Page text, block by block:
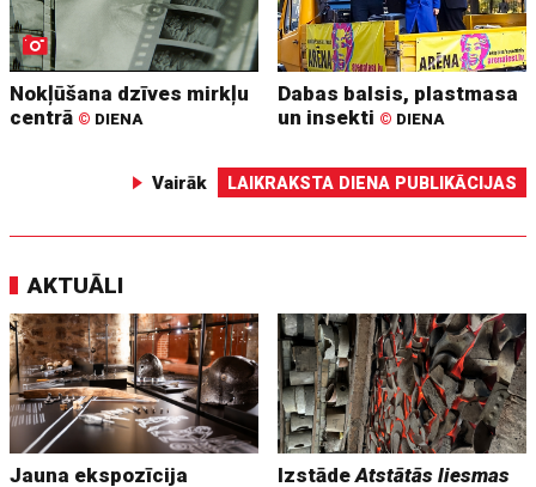
Nokļūšana dzīves mirkļu
centrā © DIENA
Dabas balsis, plastmasa
un insekti © DIENA
Vairāk LAIKRAKSTA DIENA PUBLIKĀCIJAS
AKTUĀLI
Jauna ekspozīcija
IzstādeAtstātās liesmas